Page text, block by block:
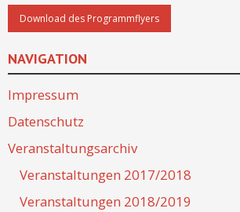
NAVIGATION
Impressum
Datenschutz
Veranstaltungsarchiv
Veranstaltungen 2017/2018
Veranstaltungen 2018/2019